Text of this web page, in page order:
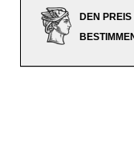
DEN